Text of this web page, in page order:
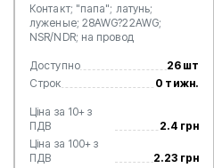
Контакт; "папа"; латунь;
луженые; 28AWG?22AWG;
NSR/NDR; на провод
Доступно
26 шт
Строк
0 тижн.
Ціна за 10+ з
ПДВ
2.4 грн
Ціна за 100+ з
ПДВ
2.23 грн